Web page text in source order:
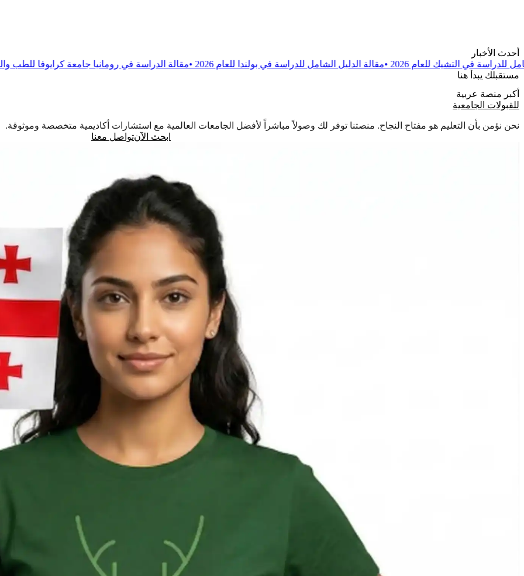
أحدث الأخبار
2026
•مقالة الدليل الشامل للدراسة في بولندا للعام 2026 •مقالة الدراسة في رومانيا جامعة كرايوفا للطب والصيدلة •مقالة
مستقبلك يبدأ هنا
أكبر منصة عربية
للقبولات الجامعية
نحن نؤمن بأن التعليم هو مفتاح النجاح. منصتنا توفر لك وصولاً مباشراً لأفضل الجامعات العالمية مع استشارات أكاديمية متخصصة وموثوقة.
ابحث الآنتواصل معنا